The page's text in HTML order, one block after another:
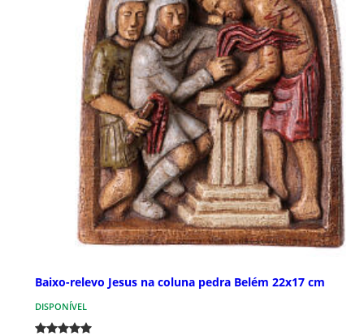
Baixo-relevo Jesus na coluna pedra Belém 22x17 cm
DISPONÍVEL